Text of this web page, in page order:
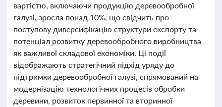
вартістю, включаючи продукцію деревообробної
галузі, зросла понад 10%, що свідчить про
поступову диверсифікацію структури експорту та
потенціал розвитку деревообробного виробництва
як важливої складової економіки. Ці події
відображають стратегічний підхід уряду до
підтримки деревообробної галузі, спрямований на
модернізацію технологічних процесів обробки
деревини, розвиток первинної та вторинної